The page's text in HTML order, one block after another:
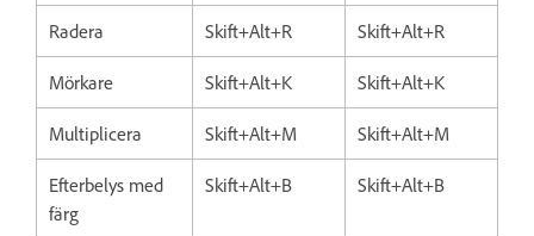
Radera Skift+Alt+R Skift+Alt+R
Mörkare Skift+Alt+K Skift+Alt+K
Multiplicera Skift+Alt+M Skift+Alt+M
Efterbelys med
färg
Skift+Alt+B Skift+Alt+B